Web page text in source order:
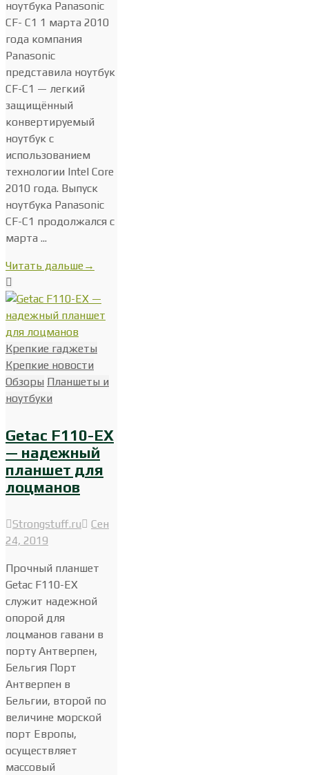
ноутбука Panasonic
CF- C1 1 марта 2010
года компания
Panasonic
представила ноутбук
CF-C1 — легкий
защищённый
конвертируемый
ноутбук с
использованием
технологии Intel Core
2010 года. Выпуск
ноутбука Panasonic
CF-C1 продолжался с
марта ...
Читать дальше→
Крепкие гаджеты
Крепкие новости
Обзоры Планшеты и
ноутбуки
Getac F110-EX
— надежный
планшет для
лоцманов
Strongstuff.ru
Сен
24, 2019
Прочный планшет
Getac F110-EX
служит надежной
опорой для
лоцманов гавани в
порту Антверпен,
Бельгия Порт
Антверпен в
Бельгии, второй по
величине морской
порт Европы,
осуществляет
массовый